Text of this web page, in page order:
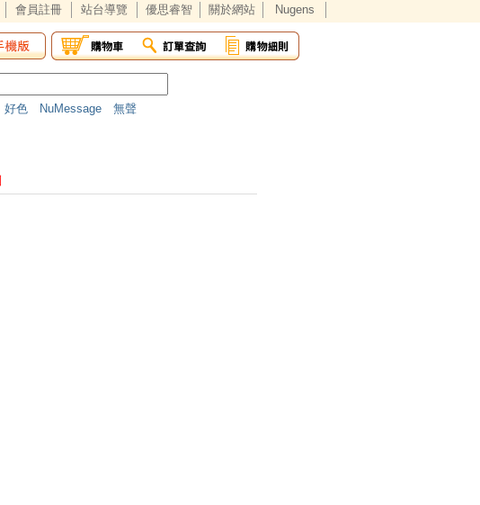
會員註冊 站台導覽 優思睿智 關於網站 Nugens
好色 NuMessage
無聲